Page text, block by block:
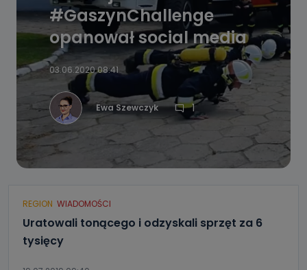
#GaszynChallenge
opanował social media
03.06.2020 08:41
Ewa Szewczyk 1
REGION WIADOMOŚCI
Uratowali tonącego i odzyskali sprzęt za 6
tysięcy